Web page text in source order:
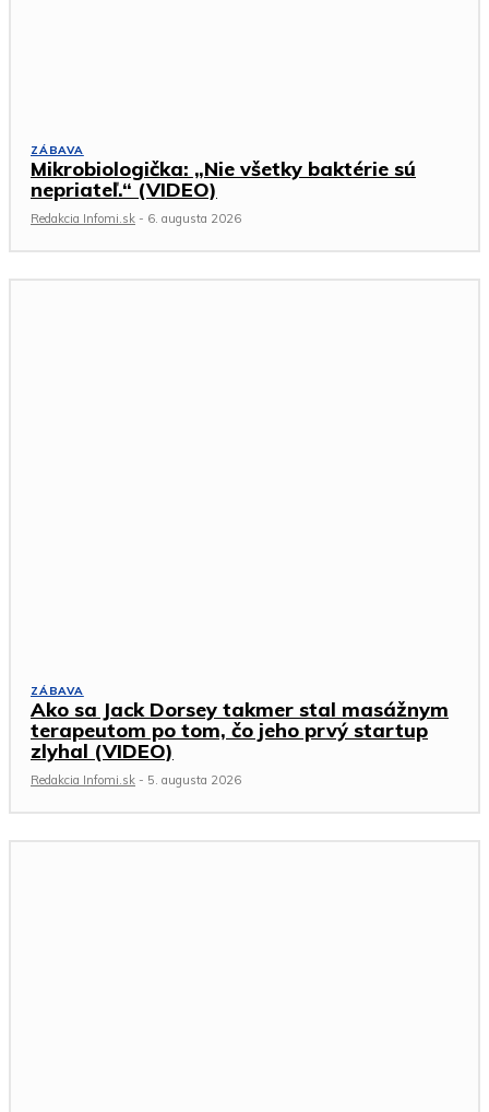
ZÁBAVA
Mikrobiologička: „Nie všetky baktérie sú
nepriateľ.“ (VIDEO)
Redakcia Infomi.sk - 6. augusta 2026
ZÁBAVA
Ako sa Jack Dorsey takmer stal masážnym
terapeutom po tom, čo jeho prvý startup
zlyhal (VIDEO)
Redakcia Infomi.sk - 5. augusta 2026